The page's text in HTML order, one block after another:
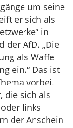
um seine
er sich als
in
der AfD. „Die
als Waffe
ein.“ Das ist
vorbei.
die sich als
links
der Anschein